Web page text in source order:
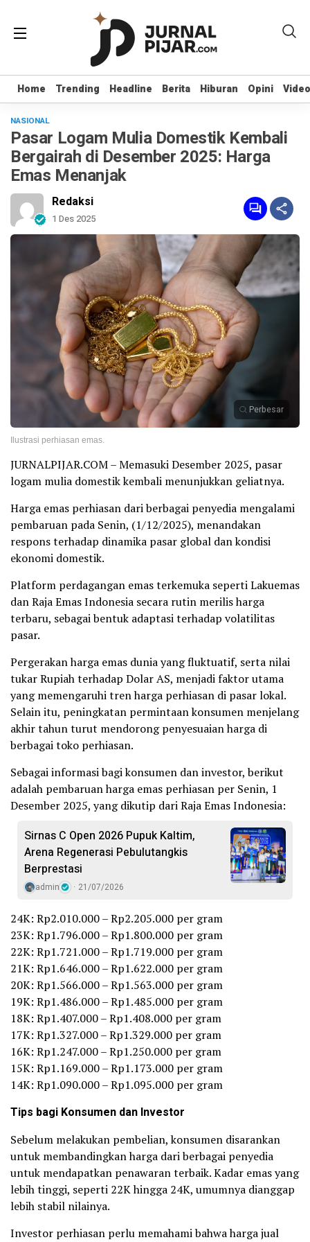
Home Trending Headline Berita Hiburan Opini Video
Home Trending Headline Berita Hiburan Opini Video
NASIONAL
Pasar Logam Mulia Domestik Kembali
Bergairah di Desember 2025: Harga
Emas Menanjak
Redaksi
1 Des 2025
Perbesar
Ilustrasi perhiasan emas.
JURNALPIJAR.COM – Memasuki Desember 2025, pasar
logam mulia domestik kembali menunjukkan geliatnya.
Harga emas perhiasan dari berbagai penyedia mengalami
pembaruan pada Senin, (1/12/2025), menandakan
respons terhadap dinamika pasar global dan kondisi
ekonomi domestik.
Platform perdagangan emas terkemuka seperti Lakuemas
dan Raja Emas Indonesia secara rutin merilis harga
terbaru, sebagai bentuk adaptasi terhadap volatilitas
pasar.
Pergerakan harga emas dunia yang fluktuatif, serta nilai
tukar Rupiah terhadap Dolar AS, menjadi faktor utama
yang memengaruhi tren harga perhiasan di pasar lokal.
Selain itu, peningkatan permintaan konsumen menjelang
akhir tahun turut mendorong penyesuaian harga di
berbagai toko perhiasan.
Sebagai informasi bagi konsumen dan investor, berikut
adalah pembaruan harga emas perhiasan per Senin, 1
Desember 2025, yang dikutip dari Raja Emas Indonesia:
Sirnas C Open 2026 Pupuk Kaltim,
Arena Regenerasi Pebulutangkis
Berprestasi
admin 21/07/2026
24K: Rp2.010.000 – Rp2.205.000 per gram
23K: Rp1.796.000 – Rp1.800.000 per gram
22K: Rp1.721.000 – Rp1.719.000 per gram
21K: Rp1.646.000 – Rp1.622.000 per gram
20K: Rp1.566.000 – Rp1.563.000 per gram
19K: Rp1.486.000 – Rp1.485.000 per gram
18K: Rp1.407.000 – Rp1.408.000 per gram
17K: Rp1.327.000 – Rp1.329.000 per gram
16K: Rp1.247.000 – Rp1.250.000 per gram
15K: Rp1.169.000 – Rp1.173.000 per gram
14K: Rp1.090.000 – Rp1.095.000 per gram
Tips bagi Konsumen dan Investor
Sebelum melakukan pembelian, konsumen disarankan
untuk membandingkan harga dari berbagai penyedia
untuk mendapatkan penawaran terbaik. Kadar emas yang
lebih tinggi, seperti 22K hingga 24K, umumnya dianggap
lebih stabil nilainya.
Investor perhiasan perlu memahami bahwa harga jual